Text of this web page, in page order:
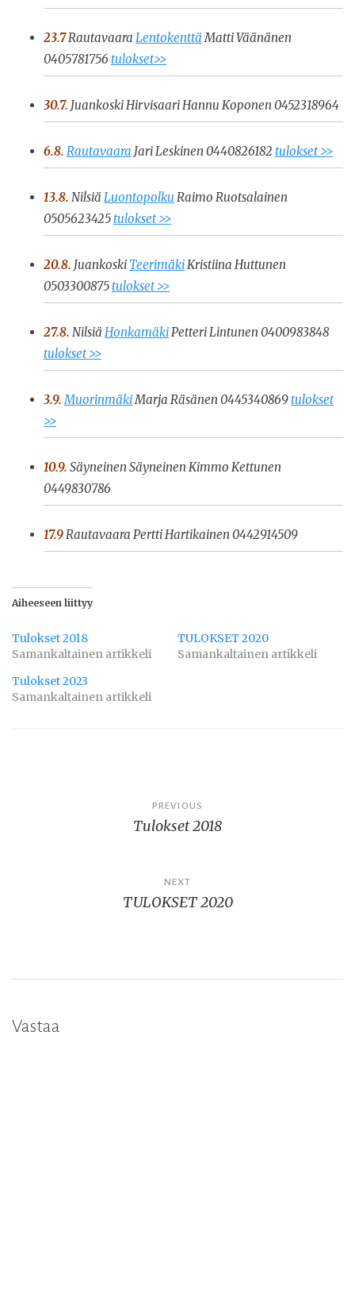
23.7Rautavaara Lentokenttä Matti Väänänen
0405781756 tulokset>>
30.7. Juankoski Hirvisaari Hannu Koponen 0452318964
6.8. Rautavaara Jari Leskinen 0440826182 tulokset >>
13.8. Nilsiä Luontopolku Raimo Ruotsalainen
0505623425tulokset >>
20.8. Juankoski Teerimäki Kristiina Huttunen
0503300875tulokset >>
27.8. Nilsiä Honkamäki Petteri Lintunen 0400983848
tulokset >>
3.9. Muorinmäki Marja Räsänen 0445340869tulokset
>>
10.9. Säyneinen Säyneinen Kimmo Kettunen
0449830786
17.9 Rautavaara Pertti Hartikainen 0442914509
Aiheeseen liittyy
Tulokset 2018
Samankaltainen artikkeli
TULOKSET 2020
Samankaltainen artikkeli
Tulokset 2023
Samankaltainen artikkeli
PREVIOUS
Tulokset 2018
NEXT
TULOKSET 2020
Vastaa